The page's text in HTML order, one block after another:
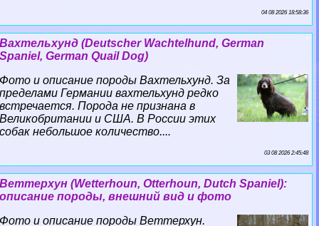
04 08 2026 18:58:36
Вахтельхунд (Deutscher Wachtelhund, German
Spaniel, German Quail Dog)
Фото и описание породы Вахтельхунд. За
пределами Германии вахтельхунд редко
встречается. Порода не признана в
Великобритании и США. В России этих
собак небольшое количество....
03 08 2026 2:45:48
Веттерхун (Wetterhoun, Otterhoun, Dutch Spaniel):
описание породы, внешний вид и фото
Фото и описание породы Веттерхун.